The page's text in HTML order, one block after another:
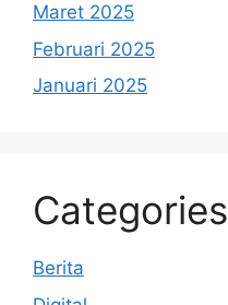
Maret 2025
Februari 2025
Januari 2025
Categories
Berita